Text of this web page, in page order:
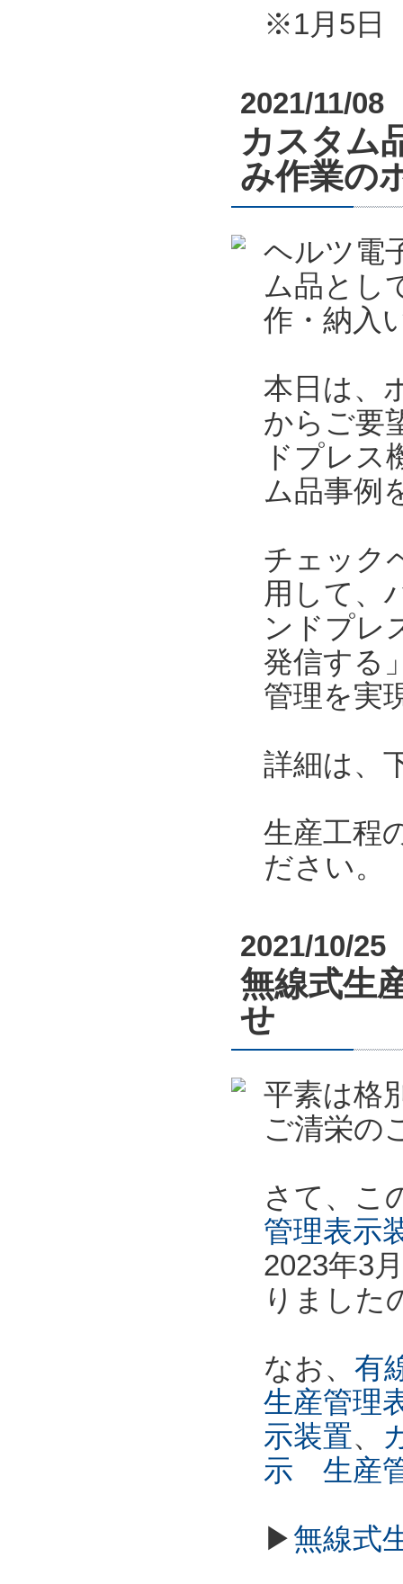
※1月5日
2021/11/08
カスタム
み作業の
ヘルツ電
ム品とし
作・納入
本日は、
からご要
ドプレス
ム品事例
チェック
用して、
ンドプレ
発信する
管理を実
詳細は、
生産工程
ださい。
2021/10/25
無線式生
せ
平素は格
ご清栄の
さて、こ
管理表示
2023年3
りました
なお、 有
生産管理
示装置、
示 生産
▶無線式